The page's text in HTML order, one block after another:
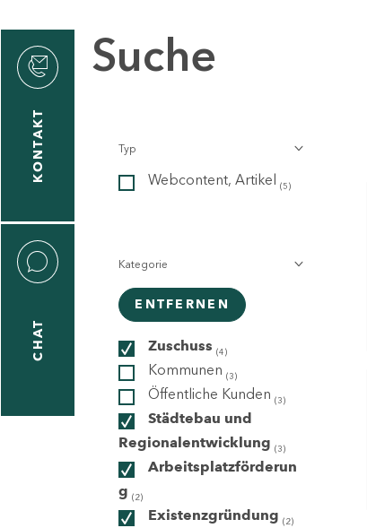
KONTAKT
CHAT
Suche
Typ
Webcontent, Artikel (5)
Kategorie
ENTFERNEN
Zuschuss (4)
Kommunen (3)
Öffentliche Kunden (3)
Städtebau und
Regionalentwicklung (3)
Arbeitsplatzförderun
g (2)
Existenzgründung (2)